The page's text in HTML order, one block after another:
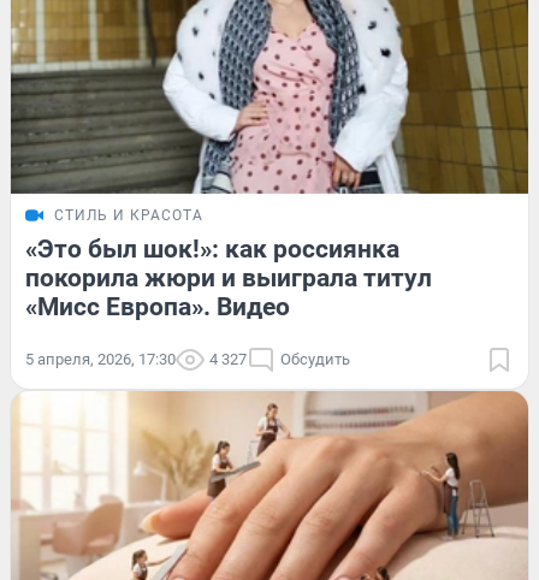
СТИЛЬ И КРАСОТА
«Это был шок!»: как россиянка
покорила жюри и выиграла титул
«Мисс Европа». Видео
5 апреля, 2026, 17:30 4 327 Обсудить